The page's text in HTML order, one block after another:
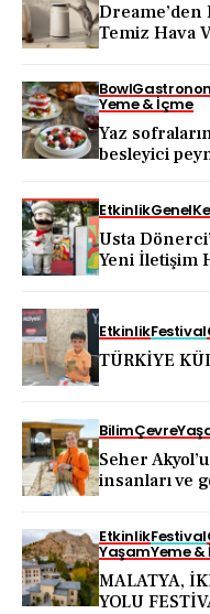
Dreame’den
Temiz Hava
Bowl
Yeme & İçme
Yaz
besleyici
EtkinlikGenel
Usta
Yeni İletişim
EtkinlikFestival
TÜRKİYE
BilimÇevre
Seher
insanları ve
EtkinlikFestival
YaşamYeme
MALATYA,
YOLU